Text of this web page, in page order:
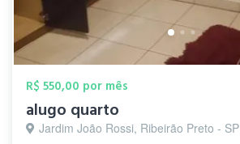
R$ 550,00 por mês
alugo quarto
Jardim João Rossi, Ribeirão Preto - SP